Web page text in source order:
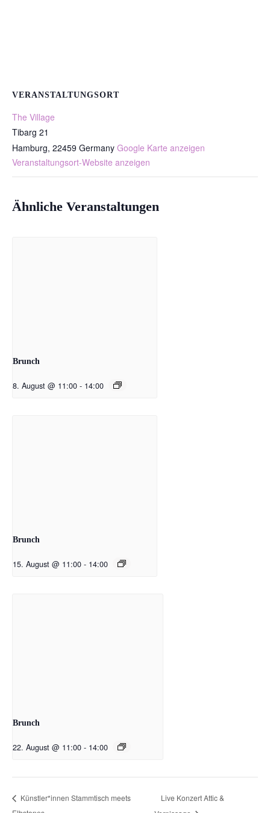
VERANSTALTUNGSORT
The Village
Tibarg 21
Hamburg, 22459 Germany Google Karte anzeigen
Veranstaltungsort-Website anzeigen
Ähnliche Veranstaltungen
Brunch
8. August @ 11:00 - 14:00
Brunch
15. August @ 11:00 - 14:00
Brunch
22. August @ 11:00 - 14:00
Künstler*innen Stammtisch meets
Live Konzert Attic &